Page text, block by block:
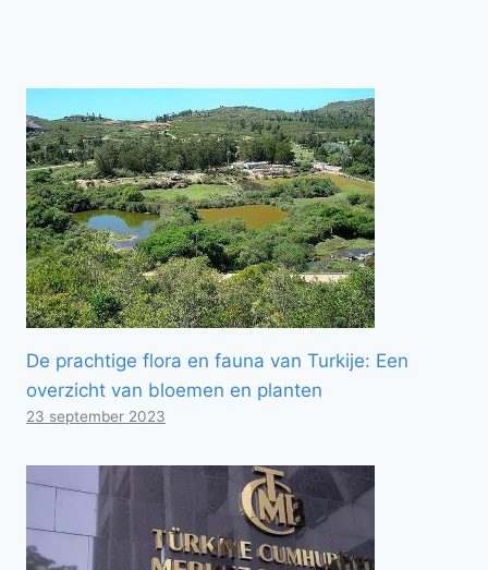
De prachtige flora en fauna van Turkije: Een
overzicht van bloemen en planten
23 september 2023